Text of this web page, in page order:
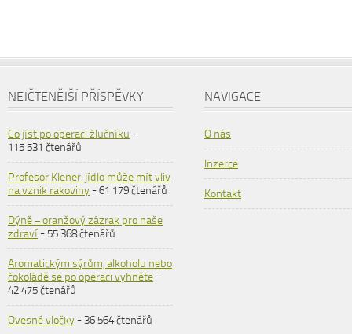
NEJČTENĚJŠÍ PŘÍSPĚVKY
Co jíst po operaci žlučníku -
115 531 čtenářů
Profesor Klener: jídlo může mít vliv
na vznik rakoviny- 61 179 čtenářů
Dýně – oranžový zázrak pro naše
zdraví- 55 368 čtenářů
Aromatickým sýrům, alkoholu nebo
čokoládě se po operaci vyhněte-
42 475 čtenářů
Ovesné vločky- 36 564 čtenářů
NAVIGACE
O nás
Inzerce
Kontakt